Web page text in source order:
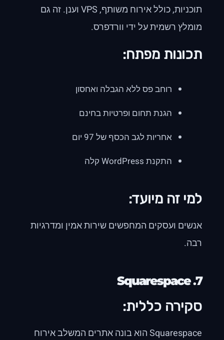
תוכניות, כולל אירוח משותף, VPS וענן. זה גם
מומלץ רשמית על ידי וורדפרס.
תכונות מפתח:
רוחב פס ללא הגבלה ואחסון
הגנת תחום ופרטיות בחינם
אחריות לגב הכסף של 97 יום
התקנת WordPress קלה
למי זה מיועד:
אנשים ועסקים המחפשים שירות אמין ומדרגיות
רבה.
7.
Squarespace
סקירה כללית:
Squarespace הוא בונה אתרים המשלב אירוח